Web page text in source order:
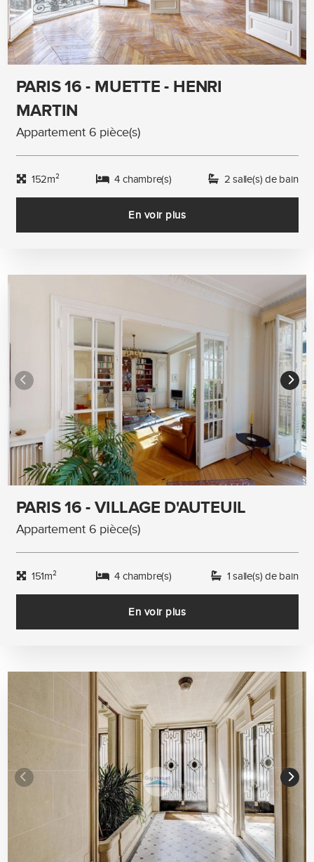
PARIS 16 - MUETTE - HENRI
MARTIN
Appartement 6 pièce(s)
152m² 4 chambre(s) 2 salle(s) de bain
En voir plus
PARIS 16 - VILLAGE D'AUTEUIL
Appartement 6 pièce(s)
151m² 4 chambre(s) 1 salle(s) de bain
En voir plus